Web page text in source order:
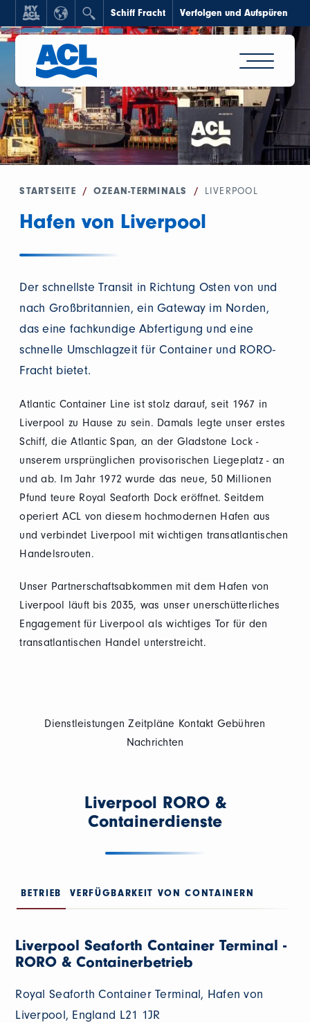
Schiff Fracht Verfolgen und Aufspüren
STARTSEITE / OZEAN-TERMINALS / LIVERPOOL
Hafen von Liverpool
Der schnellste Transit in Richtung Osten von und
nach Großbritannien, ein Gateway im Norden,
das eine fachkundige Abfertigung und eine
schnelle Umschlagzeit für Container und RORO-
Fracht bietet.
Atlantic Container Line ist stolz darauf, seit 1967 in
Liverpool zu Hause zu sein. Damals legte unser erstes
Schiff, die Atlantic Span, an der Gladstone Lock -
unserem ursprünglichen provisorischen Liegeplatz - an
und ab. Im Jahr 1972 wurde das neue, 50 Millionen
Pfund teure Royal Seaforth Dock eröffnet. Seitdem
operiert ACL von diesem hochmodernen Hafen aus
und verbindet Liverpool mit wichtigen transatlantischen
Handelsrouten.
Unser Partnerschaftsabkommen mit dem Hafen von
Liverpool läuft bis 2035, was unser unerschütterliches
Engagement für Liverpool als wichtiges Tor für den
transatlantischen Handel unterstreicht.
Dienstleistungen Zeitpläne Kontakt Gebühren
Nachrichten
Liverpool RORO &
Containerdienste
BETRIEB VERFÜGBARKEIT VON CONTAINERN
Liverpool Seaforth Container Terminal -
RORO & Containerbetrieb
Royal Seaforth Container Terminal, Hafen von
Liverpool, England L21 1JR